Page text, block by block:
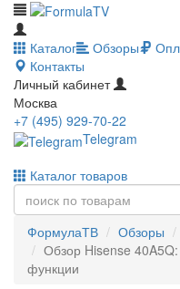
Каталог Обзоры
Контакты
Личный кабинет
Москва
+7 (495) 929-70-22
Telegram
Каталог товаров
ФормулаТВ Обзоры
Обзор Hisense
функции